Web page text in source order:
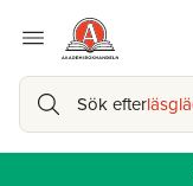
Sök efter